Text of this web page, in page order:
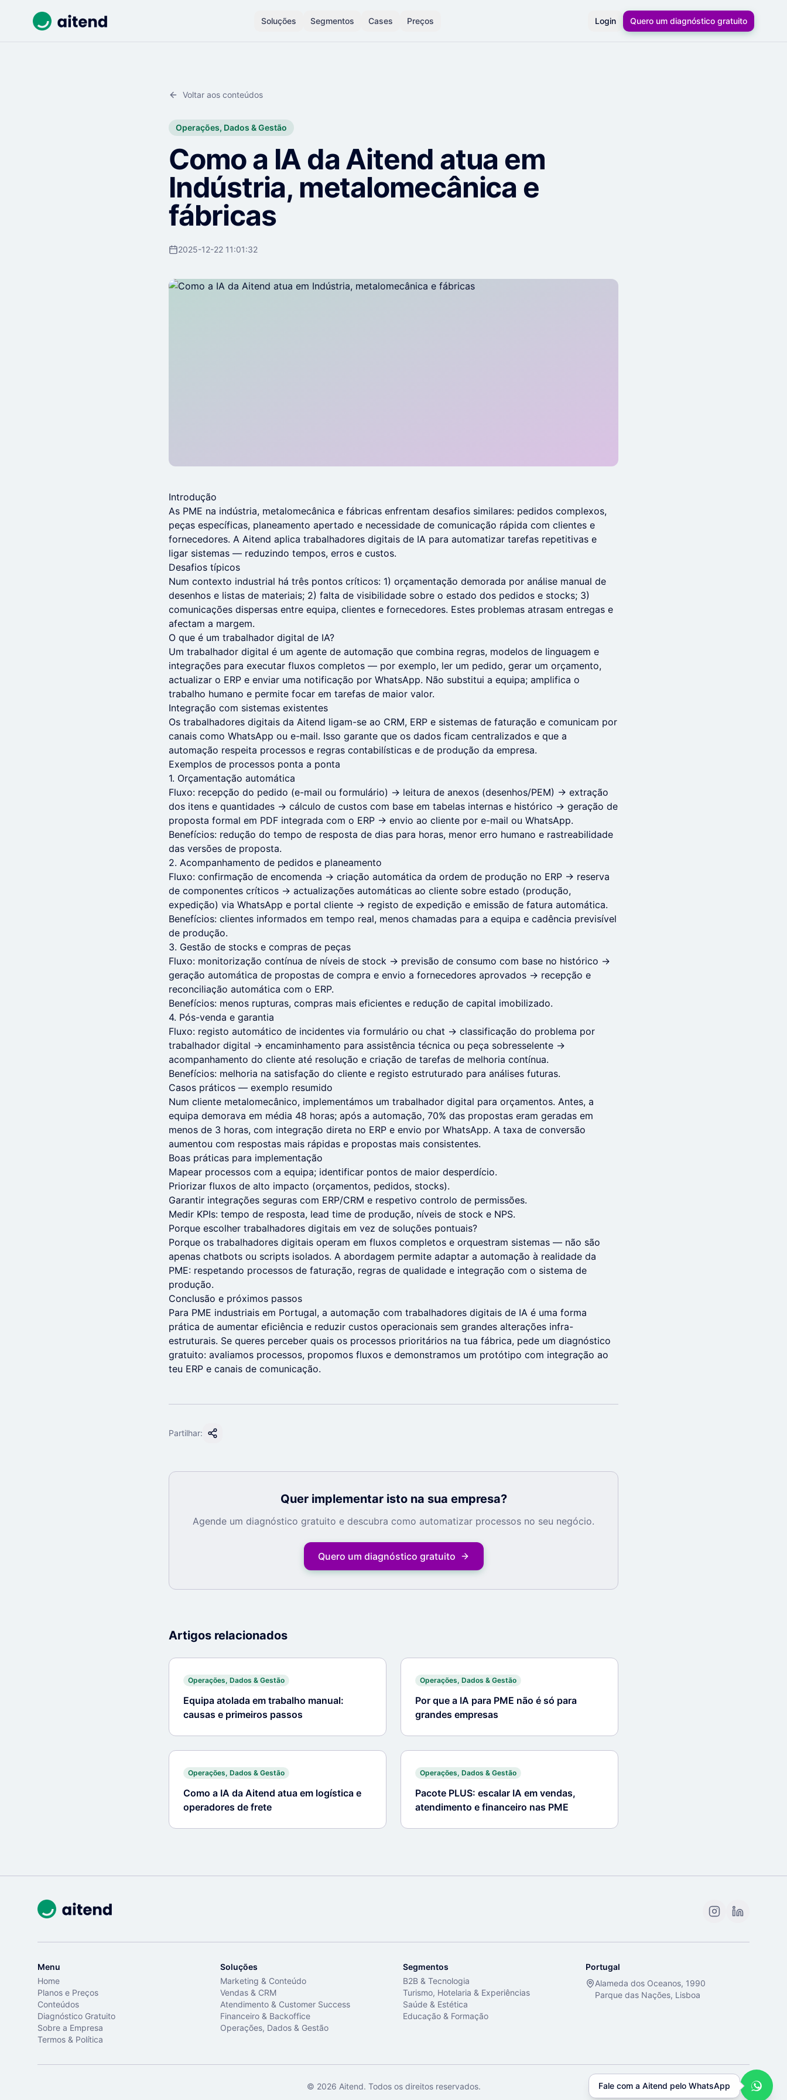
Soluções Segmentos Cases Preços Login Quero um diagnóstico gratuito
Voltar aos conteúdos
Operações, Dados & Gestão
Como a IA da Aitend atua em
Indústria, metalomecânica e
fábricas
2025-12-22 11:01:32
Introdução
As PME na indústria, metalomecânica e fábricas enfrentam desafios similares: pedidos complexos,
peças específicas, planeamento apertado e necessidade de comunicação rápida com clientes e
fornecedores. A Aitend aplica trabalhadores digitais de IA para automatizar tarefas repetitivas e
ligar sistemas — reduzindo tempos, erros e custos.
Desafios típicos
Num contexto industrial há três pontos críticos: 1) orçamentação demorada por análise manual de
desenhos e listas de materiais; 2) falta de visibilidade sobre o estado dos pedidos e stocks; 3)
comunicações dispersas entre equipa, clientes e fornecedores. Estes problemas atrasam entregas e
afectam a margem.
O que é um trabalhador digital de IA?
Um trabalhador digital é um agente de automação que combina regras, modelos de linguagem e
integrações para executar fluxos completos — por exemplo, ler um pedido, gerar um orçamento,
actualizar o ERP e enviar uma notificação por WhatsApp. Não substitui a equipa; amplifica o
trabalho humano e permite focar em tarefas de maior valor.
Integração com sistemas existentes
Os trabalhadores digitais da Aitend ligam-se ao CRM, ERP e sistemas de faturação e comunicam por
canais como WhatsApp ou e-mail. Isso garante que os dados ficam centralizados e que a
automação respeita processos e regras contabilísticas e de produção da empresa.
Exemplos de processos ponta a ponta
1. Orçamentação automática
Fluxo: recepção do pedido (e-mail ou formulário) → leitura de anexos (desenhos/PEM) → extração
dos itens e quantidades → cálculo de custos com base em tabelas internas e histórico → geração de
proposta formal em PDF integrada com o ERP → envio ao cliente por e-mail ou WhatsApp.
Benefícios: redução do tempo de resposta de dias para horas, menor erro humano e rastreabilidade
das versões de proposta.
2. Acompanhamento de pedidos e planeamento
Fluxo: confirmação de encomenda → criação automática da ordem de produção no ERP → reserva
de componentes críticos → actualizações automáticas ao cliente sobre estado (produção,
expedição) via WhatsApp e portal cliente -> registo de expedição e emissão de fatura automática.
Benefícios: clientes informados em tempo real, menos chamadas para a equipa e cadência previsível
de produção.
3. Gestão de stocks e compras de peças
Fluxo: monitorização contínua de níveis de stock → previsão de consumo com base no histórico →
geração automática de propostas de compra e envio a fornecedores aprovados → recepção e
reconciliação automática com o ERP.
Benefícios: menos rupturas, compras mais eficientes e redução de capital imobilizado.
4. Pós-venda e garantia
Fluxo: registo automático de incidentes via formulário ou chat → classificação do problema por
trabalhador digital → encaminhamento para assistência técnica ou peça sobresselente →
acompanhamento do cliente até resolução e criação de tarefas de melhoria contínua.
Benefícios: melhoria na satisfação do cliente e registo estruturado para análises futuras.
Casos práticos — exemplo resumido
Num cliente metalomecânico, implementámos um trabalhador digital para orçamentos. Antes, a
equipa demorava em média 48 horas; após a automação, 70% das propostas eram geradas em
menos de 3 horas, com integração direta no ERP e envio por WhatsApp. A taxa de conversão
aumentou com respostas mais rápidas e propostas mais consistentes.
Boas práticas para implementação
Mapear processos com a equipa; identificar pontos de maior desperdício.
Priorizar fluxos de alto impacto (orçamentos, pedidos, stocks).
Garantir integrações seguras com ERP/CRM e respetivo controlo de permissões.
Medir KPIs: tempo de resposta, lead time de produção, níveis de stock e NPS.
Porque escolher trabalhadores digitais em vez de soluções pontuais?
Porque os trabalhadores digitais operam em fluxos completos e orquestram sistemas — não são
apenas chatbots ou scripts isolados. A abordagem permite adaptar a automação à realidade da
PME: respetando processos de faturação, regras de qualidade e integração com o sistema de
produção.
Conclusão e próximos passos
Para PME industriais em Portugal, a automação com trabalhadores digitais de IA é uma forma
prática de aumentar eficiência e reduzir custos operacionais sem grandes alterações infra-
estruturais. Se queres perceber quais os processos prioritários na tua fábrica, pede um diagnóstico
gratuito: avaliamos processos, propomos fluxos e demonstramos um protótipo com integração ao
teu ERP e canais de comunicação.
Partilhar:
Quer implementar isto na sua empresa?
Agende um diagnóstico gratuito e descubra como automatizar processos no seu negócio.
Quero um diagnóstico gratuito
Artigos relacionados
Operações, Dados & Gestão
Equipa atolada em trabalho manual:
causas e primeiros passos
Operações, Dados & Gestão
Por que a IA para PME não é só para
grandes empresas
Operações, Dados & Gestão
Como a IA da Aitend atua em logística e
operadores de frete
Operações, Dados & Gestão
Pacote PLUS: escalar IA em vendas,
atendimento e financeiro nas PME
Menu
Home
Planos e Preços
Conteúdos
Diagnóstico Gratuito
Sobre a Empresa
Termos & Política
Soluções
Marketing & Conteúdo
Vendas & CRM
Atendimento & Customer Success
Financeiro & Backoffice
Operações, Dados & Gestão
Segmentos
B2B & Tecnologia
Turismo, Hotelaria & Experiências
Saúde & Estética
Educação & Formação
Portugal
Alameda dos Oceanos, 1990
Parque das Nações, Lisboa
© 2026 Aitend. Todos os direitos reservados. Fale com a Aitend pelo WhatsApp